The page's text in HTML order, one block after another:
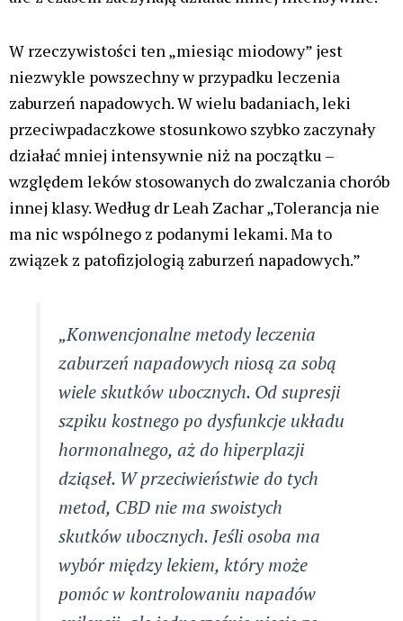
W rzeczywistości ten „miesiąc miodowy” jest
niezwykle powszechny w przypadku leczenia
zaburzeń napadowych. W wielu badaniach, leki
przeciwpadaczkowe stosunkowo szybko zaczynały
działać mniej intensywnie niż na początku –
względem leków stosowanych do zwalczania chorób
innej klasy. Według dr Leah Zachar „Tolerancja nie
ma nic wspólnego z podanymi lekami. Ma to
związek z patofizjologią zaburzeń napadowych.”
„Konwencjonalne metody leczenia
zaburzeń napadowych niosą za sobą
wiele skutków ubocznych. Od supresji
szpiku kostnego po dysfunkcje układu
hormonalnego, aż do hiperplazji
dziąseł. W przeciwieństwie do tych
metod, CBD nie ma swoistych
skutków ubocznych. Jeśli osoba ma
wybór między lekiem, który może
pomóc w kontrolowaniu napadów